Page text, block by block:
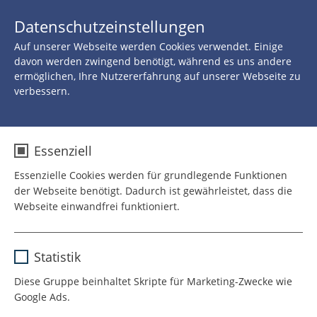
Zurück zu allen Neuigkeiten
21.SEPTEMBER 2020
Was machen die Schuhe
im Gefrierschrank? Fünf
Clowntipps zum
leichteren Umgang mit
Demenz
Datenschutzeinstellungen
Auf unserer Webseite werden Cookies verwendet. Einige
davon werden zwingend benötigt, während es uns andere
ermöglichen, Ihre Nutzererfahrung auf unserer Webseite zu
verbessern.
Essenziell
Essenzielle Cookies werden für grundlegende Funktionen
der Webseite benötigt. Dadurch ist gewährleistet, dass die
Webseite einwandfrei funktioniert.
Laufzeit
Statistik
Diese Gruppe beinhaltet Skripte für Marketing-Zwecke wie
Google Ads.